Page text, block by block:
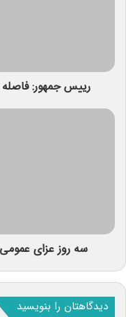
رییس جمهور:
سه روز عزای
دیدگاهتان را بنویسید